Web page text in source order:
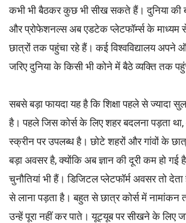
कभी भी बैठकर कुछ भी सीख सकते हैं। दुनिया की
और प्रोफेशनल्स अब एडटेक प्लेटफॉर्म्स के माध्यम से
छात्रों तक पहुंचा रहे हैं। कई विश्वविद्यालय अपने
जरिए दुनिया के किसी भी कोने में बैठे व्यक्ति तक
सबसे बड़ा फायदा यह है कि शिक्षा पहले से ज्यादा
है। पहले जिस कोर्स के लिए शहर बदलना पड़ता
स्क्रीन पर उपलब्ध है। छोटे शहरों और गांवों के
बड़ा अवसर है, क्योंकि अब ज्ञान की दूरी कम हो
चुनौतियां भी हैं। डिजिटल प्लेटफॉर्म अवसर तो
से लाना पड़ता है। बहुत से छात्र कोर्स में
उन्हें पूरा नहीं कर पाते। यूट्यूब पर सीखने के लिए